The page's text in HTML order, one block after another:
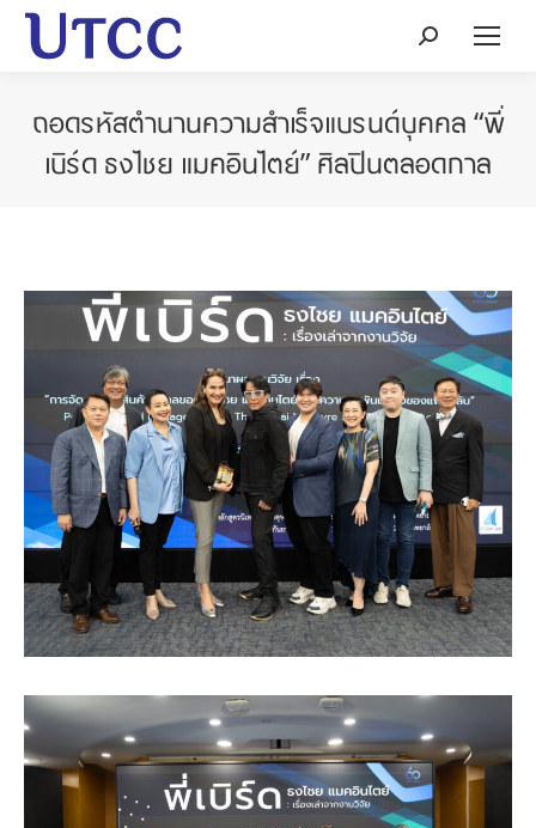
Search:
ถอดรหัสตำนานความสำเร็จแบรนด์บุคคล “พี่
เบิร์ด ธงไชย แมคอินไตย์” ศิลปินตลอดกาล